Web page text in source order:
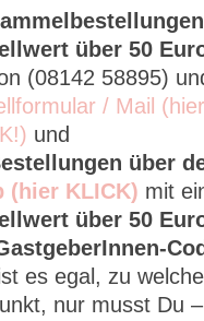
über 50
(08142 58895)
/ Mail (hier
und
über
(hier KLICK) mit
über 50
es egal, zu
nur musst Du